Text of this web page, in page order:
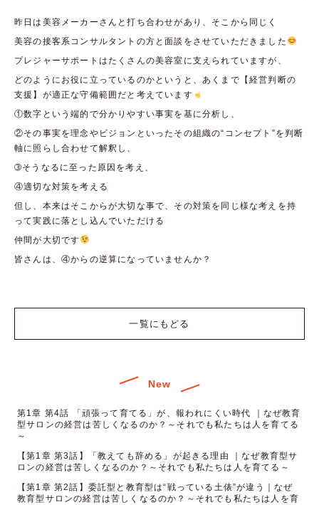
昨日は美容メーカーさんと打ち合わせがあり、そこから同じく
美容の接客系コンサルタントの方と面談をさせていただきました
プレジャーサポートはたくさんの美容室に支えられていますが、
どのようにお役に立っているのかというと、あくまで【経営判断の
支援】が適正な守備範囲だと考えています
①数字という端的で分かりやすい事実を基に分析し、
②その事実を理念やビジョンといったその組織の“コンセプト”を判断
軸に照らし合わせて解釈し、
➂そうなるに至った原因を考え、
④適切な対策を考える
但し、本来はそこからが大切な事で、その対策を同じ様な考えを持
って実践に落とし込んでいただける
仲間が大切です
皆さんは、④からの逆算になっていませんか？
一覧にもどる
New
第1章 第4話 「頑張って育てる」が、報われにくい時代 ｜なぜ教育
型サロンの経営は苦しくなるのか？～それでも私たちは人を育てる
～
【第1章 第3話】「教えても辞める」が起きる理由 ｜なぜ教育型サ
ロンの経営は苦しくなるのか？～それでも私たちは人を育てる～
【第1章 第2話】委託型と教育型は“戦っている土俵”が違う｜なぜ
教育型サロンの経営は苦しくなるのか？～それでも私たちは人を育